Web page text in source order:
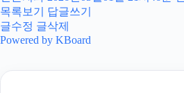
목록보기
답글쓰기
글수정 글삭제
Powered by KBoard